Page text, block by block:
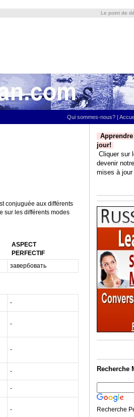
Le point de
Qui sommes-nous? |
conjuguée aux différents
sur les différents modes
ASPECT
PERFECTIF
завербовать
-
-
-
-
-
-
jour!
Cliquer sur
devenir
mises à jour
Recherche
Recherche